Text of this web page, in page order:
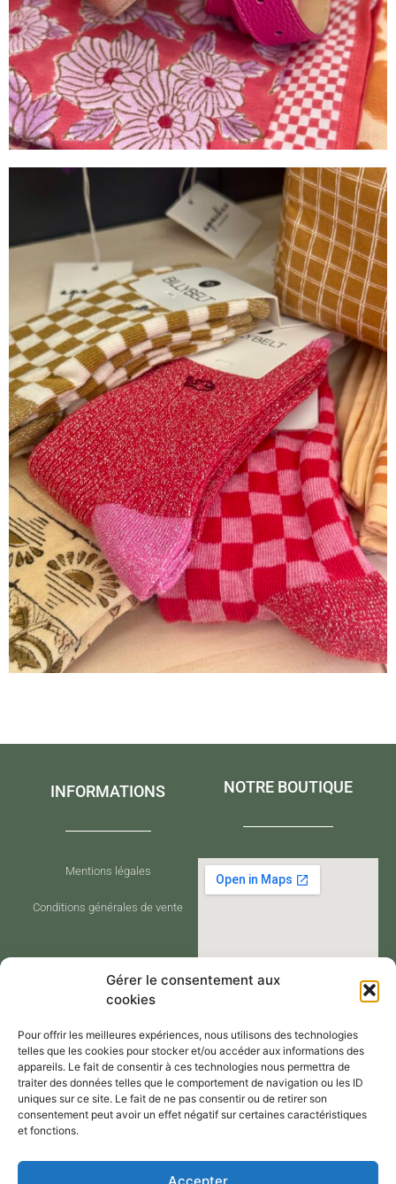
Gérer le consentement aux
cookies
Pour offrir les meilleures expériences, nous utilisons des technologies
telles que les cookies pour stocker et/ou accéder aux informations des
appareils. Le fait de consentir à ces technologies nous permettra de
traiter des données telles que le comportement de navigation ou les ID
uniques sur ce site. Le fait de ne pas consentir ou de retirer son
consentement peut avoir un effet négatif sur certaines caractéristiques
et fonctions.
Accepter
INFORMATIONS
Mentions légales
Conditions générales de vente
NOTRE BOUTIQUE
CONTACT
Nous contacter via notre formulaire